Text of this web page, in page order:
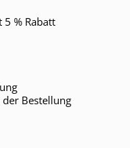
% Rabatt
Bestellung